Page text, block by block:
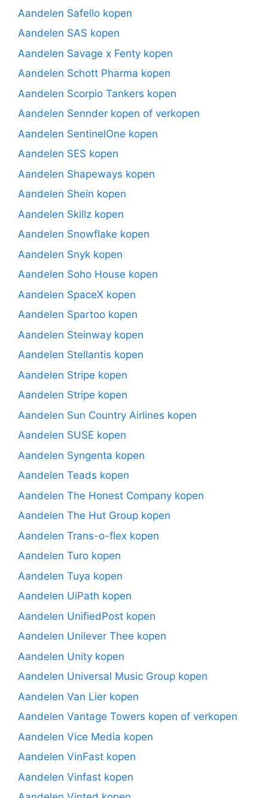
Aandelen Safello kopen
Aandelen SAS kopen
Aandelen Savage x Fenty kopen
Aandelen Schott Pharma kopen
Aandelen Scorpio Tankers kopen
Aandelen Sennder kopen of verkopen
Aandelen SentinelOne kopen
Aandelen SES kopen
Aandelen Shapeways kopen
Aandelen Shein kopen
Aandelen Skillz kopen
Aandelen Snowflake kopen
Aandelen Snyk kopen
Aandelen Soho House kopen
Aandelen SpaceX kopen
Aandelen Spartoo kopen
Aandelen Steinway kopen
Aandelen Stellantis kopen
Aandelen Stripe kopen
Aandelen Stripe kopen
Aandelen Sun Country Airlines kopen
Aandelen SUSE kopen
Aandelen Syngenta kopen
Aandelen Teads kopen
Aandelen The Honest Company kopen
Aandelen The Hut Group kopen
Aandelen Trans-o-flex kopen
Aandelen Turo kopen
Aandelen Tuya kopen
Aandelen UiPath kopen
Aandelen UnifiedPost kopen
Aandelen Unilever Thee kopen
Aandelen Unity kopen
Aandelen Universal Music Group kopen
Aandelen Van Lier kopen
Aandelen Vantage Towers kopen of verkopen
Aandelen Vice Media kopen
Aandelen VinFast kopen
Aandelen Vinfast kopen